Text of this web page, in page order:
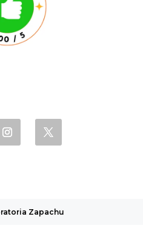
Zapachu